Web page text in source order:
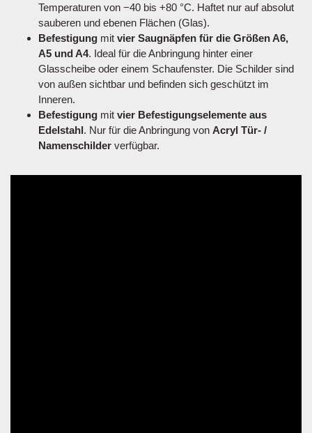
Temperaturen von −40 bis +80 °C. Haftet nur auf absolut
sauberen und ebenen Flächen (Glas).
Befestigung mit vier Saugnäpfen für die Größen A6,
A5 und A4. Ideal für die Anbringung hinter einer
Glasscheibe oder einem Schaufenster. Die Schilder sind
von außen sichtbar und befinden sich geschützt im
Inneren.
Befestigung mit vier Befestigungselemente aus
Edelstahl. Nur für die Anbringung von Acryl Tür- /
Namenschilder verfügbar.